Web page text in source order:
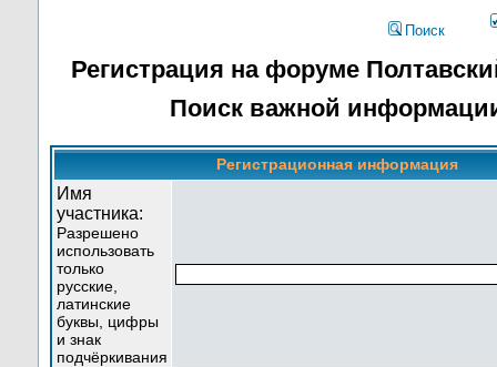
Поиск
Регистрация на форуме
Поиск важной
Регистрационная информация
Имя
участника:
Разрешено
использовать
только
русские,
латинские
буквы, цифры
и знак
подчёркивания